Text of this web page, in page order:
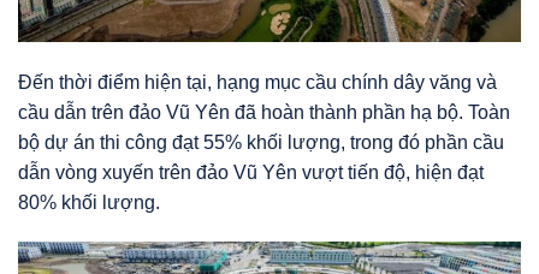
Đến thời điểm hiện tại, hạng mục cầu chính dây văng và
cầu dẫn trên đảo Vũ Yên đã hoàn thành phần hạ bộ. Toàn
bộ dự án thi công đạt 55% khối lượng, trong đó phần cầu
dẫn vòng xuyến trên đảo Vũ Yên vượt tiến độ, hiện đạt
80% khối lượng.